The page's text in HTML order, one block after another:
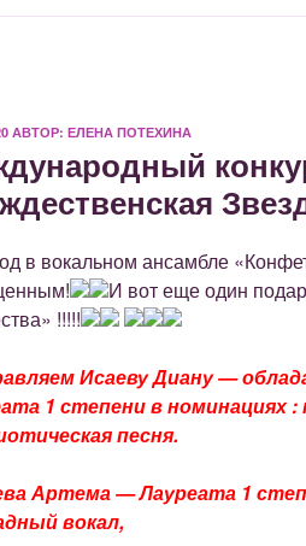
АВТОР: ЕЛЕНА ПОТЕХИНА
в вокальном ансамбле
И вот еще один
!!!!!
Исаеву Диану —
1 степени в номинациях
песня.
Артема — Лауреата 1
вокал,